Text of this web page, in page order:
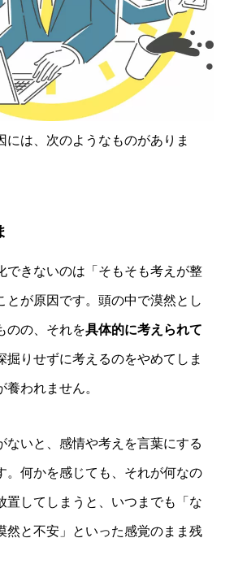
には、次のようなものがありま
できないのは「そもそも考えが整
とが原因です。頭の中で漠然とし
のの、それを具体的に考えられて
掘りせずに考えるのをやめてしま
養われません。
ないと、感情や考えを言葉にする
。何かを感じても、それが何なの
置してしまうと、いつまでも「な
然と不安」といった感覚のまま残